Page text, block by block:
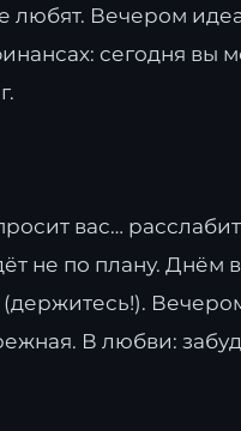
любят. Вечером
сегодня вы
вас…
не по плану. Днём
В любви: